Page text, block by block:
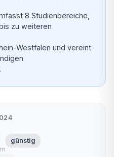
8 Studienbereiche,
zu weiteren
Westfalen und vereint
günstig